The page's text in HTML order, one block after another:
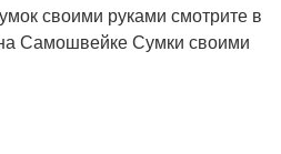
своими руками смотрите в
Самошвейке Сумки своими